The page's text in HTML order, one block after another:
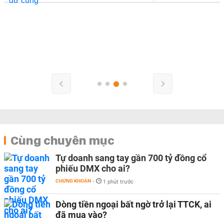
Cùng chuyên mục
Tự doanh sang tay gần 700 tỷ đồng cổ
phiếu DMX cho ai?
CHỨNG KHOÁN - 1 phút trước
Dòng tiền ngoại bất ngờ trở lại TTCK, ai
đã mua vào?